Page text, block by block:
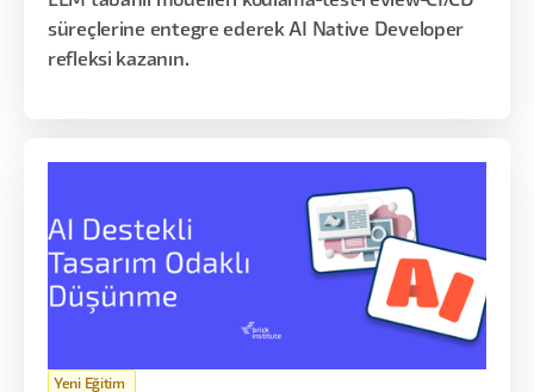
süreçlerine entegre ederek AI Native Developer
refleksi kazanın.
Yeni Eğitim